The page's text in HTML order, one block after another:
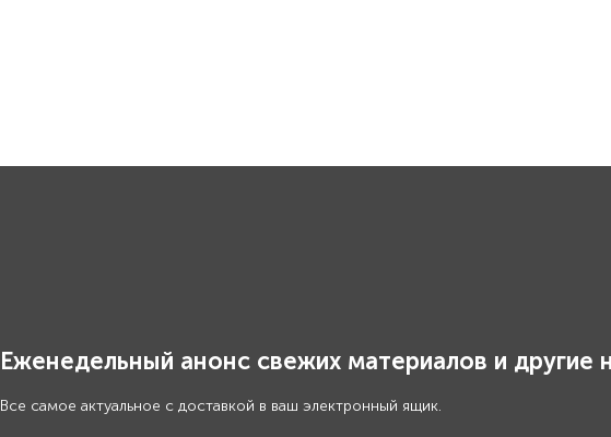
Еженедельный анонс свежих материалов и другие
Все самое актуальное с доставкой в ваш электронный ящик.